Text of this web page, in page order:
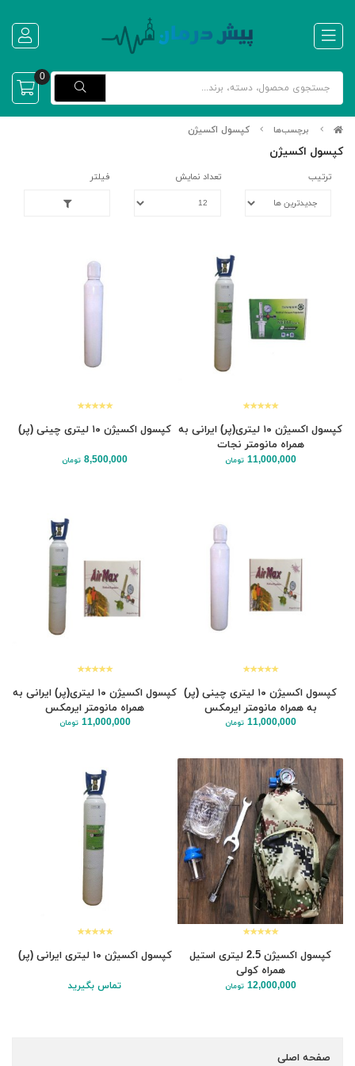
0
برچسب‌ها کپسول اکسیژن
کپسول اکسیژن
ترتیب تعداد نمایش فیلتر
کپسول اکسیژن ۱۰ لیتری(پر) ایرانی به
همراه مانومتر نجات
11,000,000 تومان
کپسول اکسیژن ۱۰ لیتری چینی (پر)
8,500,000 تومان
کپسول اکسیژن ۱۰ لیتری چینی (پر)
به همراه مانومتر ایرمکس
11,000,000 تومان
کپسول اکسیژن ۱۰ لیتری(پر) ایرانی به
همراه مانومتر ایرمکس
11,000,000 تومان
کپسول اکسیژن 2.5 لیتری استیل
همراه کولی
12,000,000 تومان
کپسول اکسیژن ۱۰ لیتری ایرانی (پر)
تماس بگیرید
صفحه اصلی